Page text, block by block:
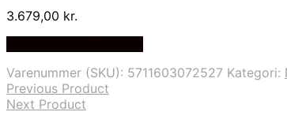
3.679,00 kr.
Varenummer (SKU): 5711603072527 Kategori:
Previous Product
Next Product